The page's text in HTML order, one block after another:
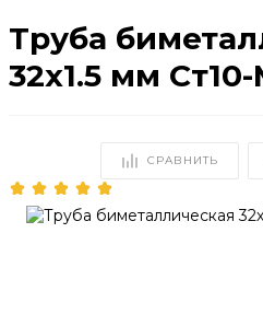
Труба
32х1.5 мм
СРАВНИТЬ